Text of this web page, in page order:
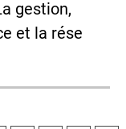
gestion,
et la rése